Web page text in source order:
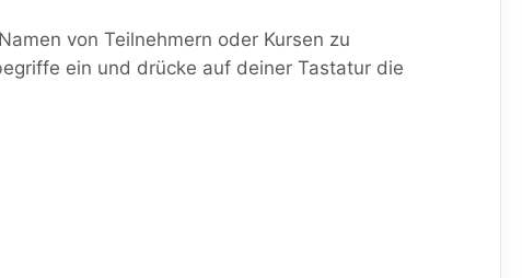
von Teilnehmern oder Kursen zu
ein und drücke auf deiner Tastatur die